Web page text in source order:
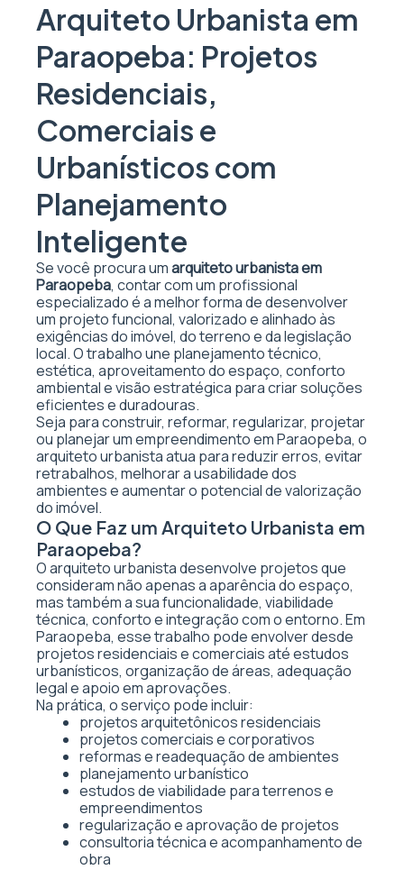
Arquiteto Urbanista em
Paraopeba: Projetos
Residenciais,
Comerciais e
Urbanísticos com
Planejamento
Inteligente
Se você procura umarquiteto urbanista em
Paraopeba, contar com um profissional
especializado é a melhor forma de desenvolver
um projeto funcional, valorizado e alinhado às
exigências do imóvel, do terreno e da legislação
local. O trabalho une planejamento técnico,
estética, aproveitamento do espaço, conforto
ambiental e visão estratégica para criar soluções
eficientes e duradouras.
Seja para construir, reformar, regularizar, projetar
ou planejar um empreendimento em Paraopeba, o
arquiteto urbanista atua para reduzir erros, evitar
retrabalhos, melhorar a usabilidade dos
ambientes e aumentar o potencial de valorização
do imóvel.
O Que Faz um Arquiteto Urbanista em
Paraopeba?
O arquiteto urbanista desenvolve projetos que
consideram não apenas a aparência do espaço,
mas também a sua funcionalidade, viabilidade
técnica, conforto e integração com o entorno. Em
Paraopeba, esse trabalho pode envolver desde
projetos residenciais e comerciais até estudos
urbanísticos, organização de áreas, adequação
legal e apoio em aprovações.
Na prática, o serviço pode incluir:
projetos arquitetônicos residenciais
projetos comerciais e corporativos
reformas e readequação de ambientes
planejamento urbanístico
estudos de viabilidade para terrenos e
empreendimentos
regularização e aprovação de projetos
consultoria técnica e acompanhamento de
obra